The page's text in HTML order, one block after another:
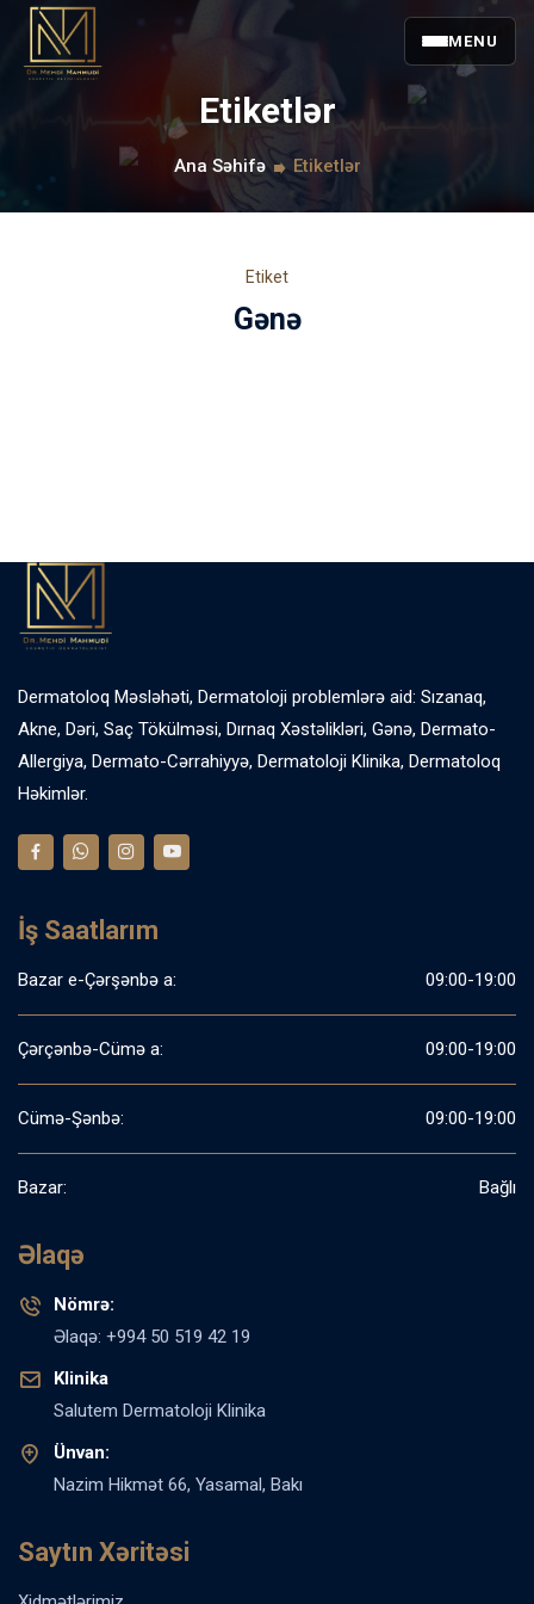
MENU
Etiketlər
Ana Səhifə Etiketlər
Etiket
Gənə
Dermatoloq Məsləhəti, Dermatoloji problemlərə aid: Sızanaq,
Akne, Dəri, Saç Tökülməsi, Dırnaq Xəstəlikləri, Gənə, Dermato-
Allergiya, Dermato-Cərrahiyyə, Dermatoloji Klinika, Dermatoloq
Həkimlər.
İş Saatlarım
Bazar e-Çərşənbə a: 09:00-19:00
Çərçənbə-Cümə a: 09:00-19:00
Cümə-Şənbə: 09:00-19:00
Bazar: Bağlı
Əlaqə
Nömrə:
Əlaqə: +994 50 519 42 19
Klinika
Salutem Dermatoloji Klinika
Ünvan:
Nazim Hikmət 66, Yasamal, Bakı
Saytın Xəritəsi